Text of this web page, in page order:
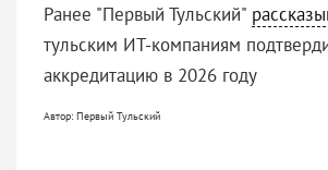
Ранее "Первый Тульский"
тульским ИТ-компаниям
аккредитацию в 2026 году
Автор: Первый Тульский